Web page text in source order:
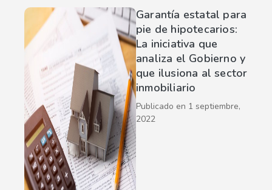
Garantía estatal para
pie de hipotecarios:
La iniciativa que
analiza el Gobierno y
que ilusiona al sector
inmobiliario
Publicado en 1 septiembre,
2022